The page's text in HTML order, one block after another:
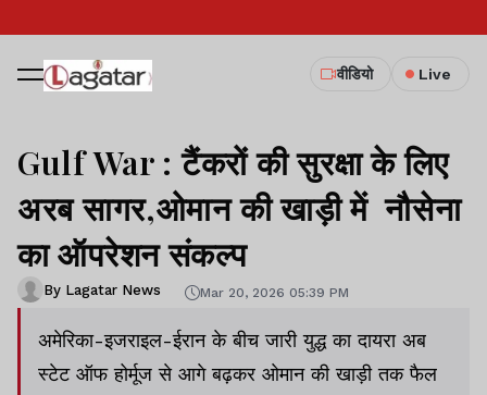
वीडियो Live
Gulf War : टैंकरों की सुरक्षा के लिए
अरब सागर,ओमान की खाड़ी में नौसेना
का ऑपरेशन संकल्प
By Lagatar News Mar 20, 2026 05:39 PM
अमेरिका-इजराइल-ईरान के बीच जारी युद्ध का दायरा अब
स्टेट ऑफ होर्मूज से आगे बढ़कर ओमान की खाड़ी तक फैल